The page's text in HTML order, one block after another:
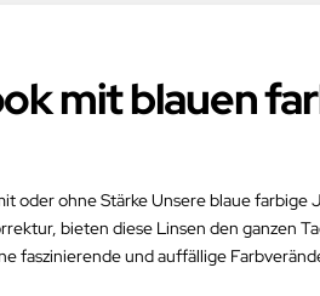
mit blauen
oder ohne Stärke Unsere blaue
bieten diese Linsen den ganzen
faszinierende und auffällige